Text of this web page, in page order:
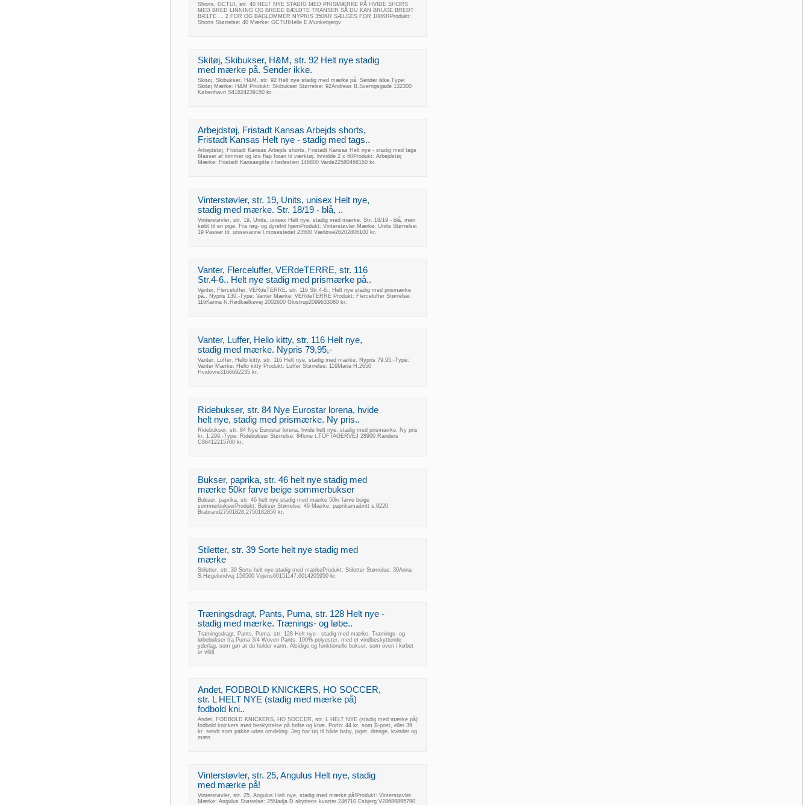
Shorts, GCTUI, str. 40 HELT NYE STADIG MED PRISMÆRKE PÅ HVIDE SHORS
MED BRED LINNING OG BREDE BÆLDTE TRANSER SÅ DU KAN BRUGE BREDT
BÆLTE ... 2 FOR OG BAGLOMMER NYPRIS 350KR SÆLGES FOR 100KRProdukt:
Shorts Størrelse: 40 Mærke: GCTUIHelle E.Munkebjergv
Skitøj, Skibukser, H&M, str. 92 Helt nye stadig
med mærke på. Sender ikke.
Skitøj, Skibukser, H&M, str. 92 Helt nye stadig med mærke på. Sender ikke.Type:
Skitøj Mærke: H&M Produkt: Skibukser Størrelse: 92Andreas B.Sverrigsgade 132300
København S41824239150 kr.
Arbejdstøj, Fristadt Kansas Arbejds shorts,
Fristadt Kansas Helt nye - stadig med tags..
Arbejdstøj, Fristadt Kansas Arbejds shorts, Fristadt Kansas Helt nye - stadig med tags
Masser af lommer og løs flap foran til værktøj. livvidde 2 x 60Produkt: Arbejdstøj
Mærke: Fristadt Kansasgitte r.hedestien 146800 Varde22580468150 kr.
Vinterstøvler, str. 19, Units, unisex Helt nye,
stadig med mærke. Str. 18/19 - blå, ..
Vinterstøvler, str. 19, Units, unisex Helt nye, stadig med mærke. Str. 18/19 - blå, men
købt til en pige. Fra røg- og dyrefrit hjemProdukt: Vinterstøvler Mærke: Units Størrelse:
19 Passer til: unisexanne l.mosestedet 23500 Værløse26202806100 kr.
Vanter, Flerceluffer, VERdeTERRE, str. 116
Str.4-6.. Helt nye stadig med prismærke på..
Vanter, Flerceluffer, VERdeTERRE, str. 116 Str.4-6.. Helt nye stadig med prismærke
på.. Nypris 130,-Type: Vanter Mærke: VERdeTERRE Produkt: Flerceluffer Størrelse:
116Karina N.Rødkælkevej 2002600 Glostrup2099633080 kr.
Vanter, Luffer, Hello kitty, str. 116 Helt nye,
stadig med mærke. Nypris 79,95,-
Vanter, Luffer, Hello kitty, str. 116 Helt nye, stadig med mærke. Nypris 79,95,-Type:
Vanter Mærke: Hello kitty Produkt: Luffer Størrelse: 116Maria H.2650
Hvidovre3166692235 kr.
Ridebukser, str. 84 Nye Eurostar lorena, hvide
helt nye, stadig med prismærke. Ny pris..
Ridebukser, str. 84 Nye Eurostar lorena, hvide helt nye, stadig med prismærke. Ny pris
kr. 1.299,-Type: Ridebukser Størrelse: 84lone t.TOFTAGERVEJ 28900 Randers
C86412215700 kr.
Bukser, paprika, str. 46 helt nye stadig med
mærke 50kr farve beige sommerbukser
Bukser, paprika, str. 46 helt nye stadig med mærke 50kr farve beige
sommerbukserProdukt: Bukser Størrelse: 46 Mærke: paprikamaibritt s.8220
Brabrand27501828,2750182850 kr.
Stiletter, str. 39 Sorte helt nye stadig med
mærke
Stiletter, str. 39 Sorte helt nye stadig med mærkeProdukt: Stiletter Størrelse: 39Anna
S.Høgelundvej 156500 Vojens60151147,6014205950 kr.
Træningsdragt, Pants, Puma, str. 128 Helt nye -
stadig med mærke. Trænings- og løbe..
Træningsdragt, Pants, Puma, str. 128 Helt nye - stadig med mærke. Trænings- og
løbebukser fra Puma 3/4 Woven Pants. 100% polyester, med et vindbeskyttende
yderlag, som gør at du holder varm. Alsidige og funktionelle bukser, som oven i købet
er vildt
Andet, FODBOLD KNICKERS, HO SOCCER,
str. L HELT NYE (stadig med mærke på)
fodbold kni..
Andet, FODBOLD KNICKERS, HO SOCCER, str. L HELT NYE (stadig med mærke på)
fodbold knickers med beskyttelse på hofte og knæ. Porto: 44 kr. som B-post, eller 39
kr. sendt som pakke uden omdeling. Jeg har tøj til både baby, piger, drenge, kvinder og
mæn
Vinterstøvler, str. 25, Angulus Helt nye, stadig
med mærke på!
Vinterstøvler, str. 25, Angulus Helt nye, stadig med mærke på!Produkt: Vinterstøvler
Mærke: Angulus Størrelse: 25Nadja D.skyttens kvarter 246710 Esbjerg V28689895790